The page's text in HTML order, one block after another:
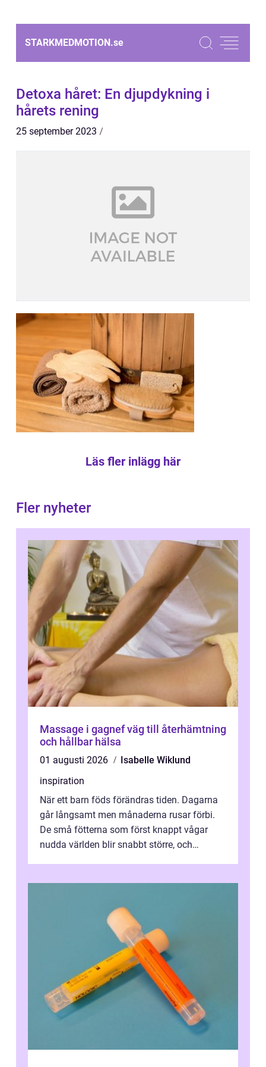
STARKMEDMOTION.se
Detoxa håret: En djupdykning i
hårets rening
25 september 2023
Läs fler inlägg här
Fler nyheter
Massage i gagnef väg till återhämtning
och hållbar hälsa
01 augusti 2026
Isabelle Wiklund
inspiration
När ett barn föds förändras tiden. Dagarna
går långsamt men månaderna rusar förbi.
De små fötterna som först knappt vågar
nudda världen blir snabbt större, och